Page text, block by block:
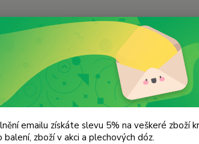
CAROLINA REAPER
emailu získáte slevu 5% na veškeré zboží
balení, zboží v akci a plechových dóz.